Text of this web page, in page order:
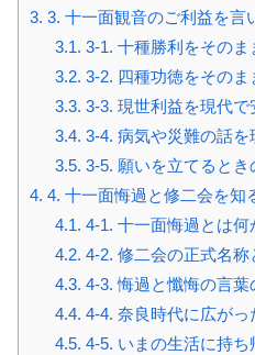
3. 3. 十一面観音のご利益を言
3.1. 3-1. 十種勝利をそのま
3.2. 3-2. 四種功徳をそのま
3.3. 3-3. 現世利益を現代で
3.4. 3-4. 病気や災難の話を
3.5. 3-5. 願いを立てるとき
4. 4. 十一面悔過と修二会を知
4.1. 4-1. 十一面悔過とは何
4.2. 4-2. 修二会の正式名称
4.3. 4-3. 悔過と懺悔の言葉
4.4. 4-4. 奈良時代に広がっ
4.5. 4-5. いまの生活に持ち